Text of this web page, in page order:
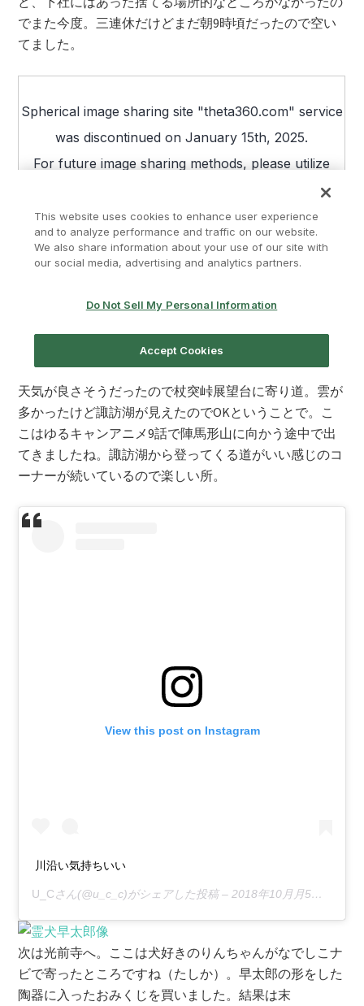
でまた今度。三連休だけどまだ朝9時頃だったので空い
てました。
天気が良さそうだったので杖突峠展望台に寄り道。雲が
多かったけど諏訪湖が見えたのでOKということで。こ
こはゆるキャンアニメ9話で陣馬形山に向かう途中で出
てきましたね。諏訪湖から登ってくる道がいい感じのコ
ーナーが続いているので楽しい所。
View this post on Instagram
川沿い気持ちいい
U_Cさん(@u_c_c)がシェアした投稿 –2018年10月月5日午後8時40分PDT
次は光前寺へ。ここは犬好きのりんちゃんがなでしこナ
ビで寄ったところですね（たしか）。早太郎の形をした
陶器に入ったおみくじを買いました。結果は末